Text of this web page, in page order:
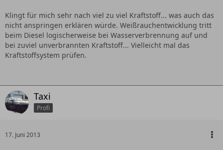
Klingt für mich sehr nach viel zu viel Kraftstoff... was auch das
nicht anspringen erklären würde. Weißrauchentwicklung tritt
beim Diesel logischerweise bei Wasserverbrennung auf und
bei zuviel unverbrannten Kraftstoff... Vielleicht mal das
Kraftstoffsystem prüfen.
Taxi
Profi
17. Juni 2013